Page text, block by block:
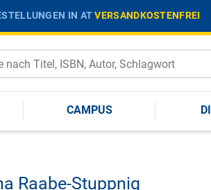
IN ATVERSANDKOSTENFREI
CAMPUS
Raabe-Stuppnig